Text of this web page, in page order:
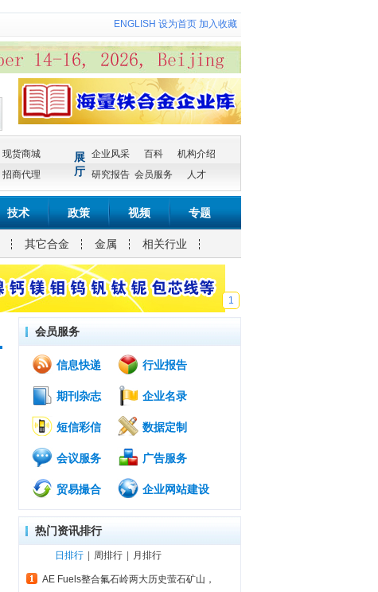
ENGLISH 设为首页 加入收藏
现货商城
招商代理
展
厅
企业风采 百科
机构介绍
研究报告 会员服务 人才
技术 政策 视频 专题
其它合金 金属 相关行业
1
会员服务
信息快递 行业报告
期刊杂志 企业名录
短信彩信 数据定制
会议服务 广告服务
贸易撮合 企业网站建设
热门资讯排行
日排行 周排行 月排行
AE Fuels整合氟石岭两大历史萤石矿山，